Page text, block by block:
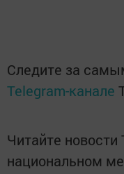
Следите за
Telegram-канале
Читайте новости
национальном